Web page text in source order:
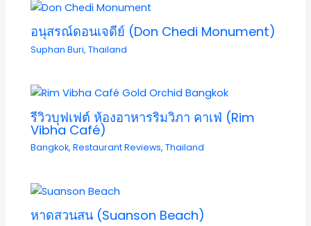
อนุสรณ์ดอนเจดีย์ (Don Chedi Monument)
Suphan Buri,Thailand
รีวิวบุฟเฟต์ ห้องอาหารริมวิภา คาเฟ่ (Rim
Vibha Café)
Bangkok,Restaurant Reviews,Thailand
หาดสวนสน (Suanson Beach)